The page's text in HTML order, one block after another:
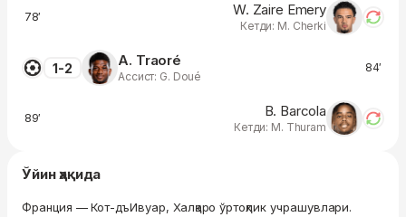
78′ W. Zaire Emery
Кетди: M. Cherki
84′
A. Traoré
Ассист: G. Doué
1-2
89′ B. Barcola
Кетди: M. Thuram
Ўйин ҳақида
Франция — Кот-дъИвуар, Халқаро ўртоқлик учрашувлари.